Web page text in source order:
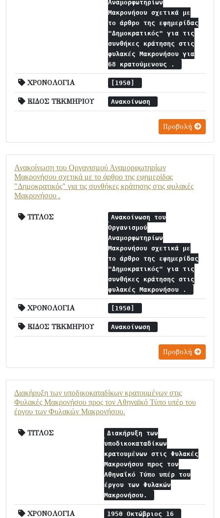
Αναμορφωτηρίων
Μακρονήσου σχετικά με
το άρθρο της εφημερίδας
"Δημοκρατικός" για τις
συνθήκες κράτησης στις
φυλακές Μακρονήσου για
68 κρατούμενους .
ΧΡΟΝΟΛΟΓΙΑ [1950]
ΕΙΔΟΣ ΤΕΚΜΗΡΙΟΥ Ανακοίνωση
Προβολή
Ανακοίνωση του Οργανισμού Αναμορφωτηρίων
Μακρονήσου σχετικά με το άρθρο της εφημερίδας
"Δημοκρατικός" για τις συνθήκες κράτησης στις φυλακές
Μακρονήσου .
ΤΙΤΛΟΣ
Ανακοίνωση του
Οργανισμού
Αναμορφωτηρίων
Μακρονήσου σχετικά με
το άρθρο της εφημερίδας
"Δημοκρατικός" για τις
συνθήκες κράτησης στις
φυλακές Μακρονήσου .
ΧΡΟΝΟΛΟΓΙΑ [1950]
ΕΙΔΟΣ ΤΕΚΜΗΡΙΟΥ Ανακοίνωση
Προβολή
Διακήρυξη των υποδικοκαταδίκων κρατουμένων στις
Φυλακές Μακρονήσου προς τον Αθηναϊκό Τύπο υπέρ του
έργου των Φυλακών Μακρονήσου.
ΤΙΤΛΟΣ
Διακήρυξη των
υποδικοκαταδίκων
κρατουμένων στις Φυλακές
Μακρονήσου προς τον
Αθηναϊκό Τύπο υπέρ του
έργου των Φυλακών
Μακρονήσου.
ΧΡΟΝΟΛΟΓΙΑ 1950 Οκτώβριος 16